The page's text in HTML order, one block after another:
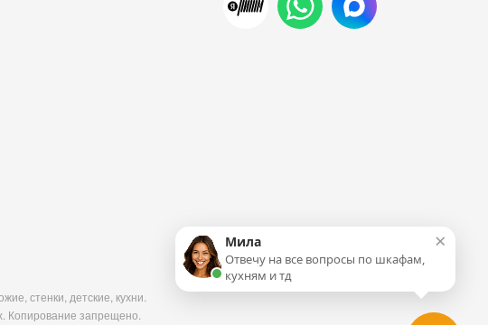
стенки, детские, кухни.
Копирование запрещено.
×
Мила
Отвечу на все вопросы по шкафам,
кухням и тд